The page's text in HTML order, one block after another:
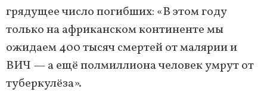
грядущее число погибших: «В этом году
только на африканском континенте мы
ожидаем 400 тысяч смертей от малярии и
ВИЧ — а ещё полмиллиона человек умрут от
туберкулёза».